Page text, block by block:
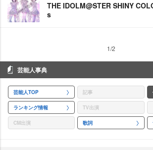
THE IDOLM@STER SHINY
s
1/2
芸能人事典
芸能人TOP 記事
ランキング情報 TV出演
CM出演 歌詞